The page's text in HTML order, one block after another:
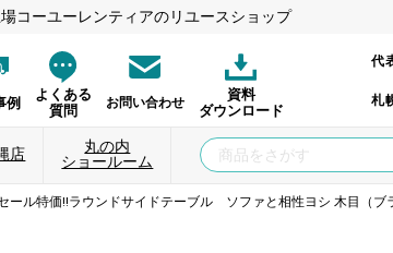
コーユーレンティアのリユースショップ
例
よくある
質問
お問い合わせ
資料
ダウンロード
代
札
店
丸の内
ショールーム
ール特価!!ラウンドサイドテーブル ソファと相性ヨシ 木目（ブ